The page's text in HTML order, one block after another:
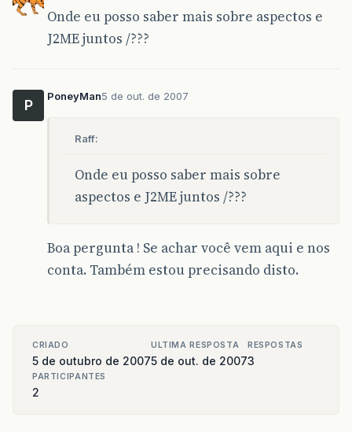
Onde eu posso saber mais sobre aspectos e
J2ME juntos /???
P
PoneyMan5 de out. de 2007
Raff:
Onde eu posso saber mais sobre
aspectos e J2ME juntos /???
Boa pergunta ! Se achar você vem aqui e nos
conta. Também estou precisando disto.
CRIADO
5 de outubro de 2007
ULTIMA RESPOSTA
5 de out. de 2007
RESPOSTAS
3
PARTICIPANTES
2